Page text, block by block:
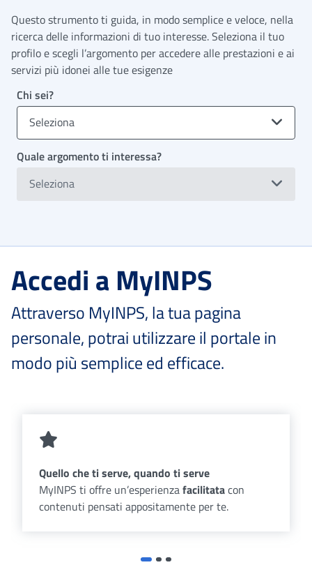
Questo strumento ti guida, in modo semplice e veloce, nella
ricerca delle informazioni di tuo interesse. Seleziona il tuo
profilo e scegli l’argomento per accedere alle prestazioni e ai
servizi più idonei alle tue esigenze
Chi sei?
Seleziona
Quale argomento ti interessa?
Seleziona
Accedi a MyINPS
Attraverso MyINPS, la tua pagina
personale, potrai utilizzare il portale in
modo più semplice ed efficace.
Quello che ti serve, quando ti serve
MyINPS ti offre un’esperienzafacilitatacon
contenuti pensati appositamente per te.